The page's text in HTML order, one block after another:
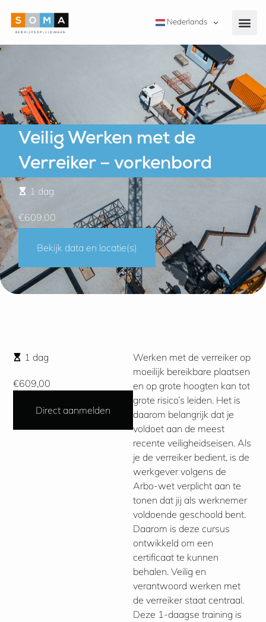
Nederlands
Veilig Werken met de
Verreiker – vorkenbord
1 dag
€609,00
Bekijk data en locatie(s)
1 dag
€609,00
Direct aanmelden
Werken met de verreiker op
moeilijk bereikbare plaatsen
en op grote hoogten kan tot
grote risico’s leiden. Het is
daarom belangrijk dat je
voldoet aan de meest
recente veiligheidseisen. Als
je de verreiker bedient, is de
werkgever volgens de
Arbo-wet verplicht aan te
tonen dat jij als werknemer
voldoende geschoold bent.
Daarom is deze cursus
ontwikkeld om een
certificaat te kunnen
behalen. Veilig en
verantwoord werken met
de verreiker staat centraal.
Deze 1-daagse training is